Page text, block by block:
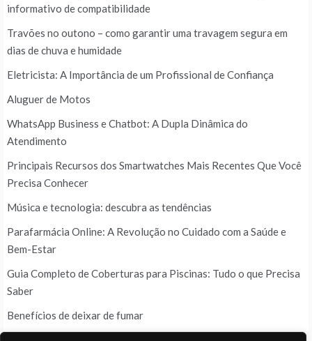
informativo de compatibilidade
Travões no outono – como garantir uma travagem segura em
dias de chuva e humidade
Eletricista: A Importância de um Profissional de Confiança
Aluguer de Motos
WhatsApp Business e Chatbot: A Dupla Dinâmica do
Atendimento
Principais Recursos dos Smartwatches Mais Recentes Que Você
Precisa Conhecer
Música e tecnologia: descubra as tendências
Parafarmácia Online: A Revolução no Cuidado com a Saúde e
Bem-Estar
Guia Completo de Coberturas para Piscinas: Tudo o que Precisa
Saber
Benefícios de deixar de fumar